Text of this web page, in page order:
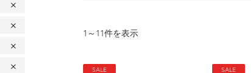
1 ～ 11 件を表示
SALE SALE